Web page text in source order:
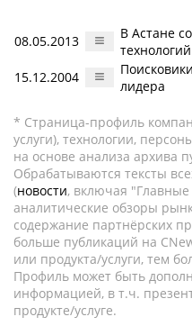
08.05.2013
В Астане
технологий
15.12.2004
лидера
* Страница-профиль
услуги), технологии,
на основе анализа архива
Обрабатываются тексты
(новости, включая "Главные
аналитические обзоры
содержание партнёрских
больше публикаций на
или продукта/услуги, тем
Профиль может быть
информацией, в т.ч.
продукте/услуге.